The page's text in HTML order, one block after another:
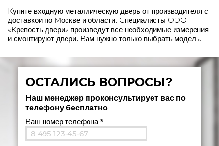
Купите входную металлическую дверь от производителя с
доставкой по Москве и области. Специалисты ООО
«Крепость двери» произведут все необходимые измерения
и смонтируют двери. Вам нужно только выбрать модель.
ОСТАЛИСЬ ВОПРОСЫ?
Наш менеджер проконсультирует вас по
телефону бесплатно
Ваш номер телефона*